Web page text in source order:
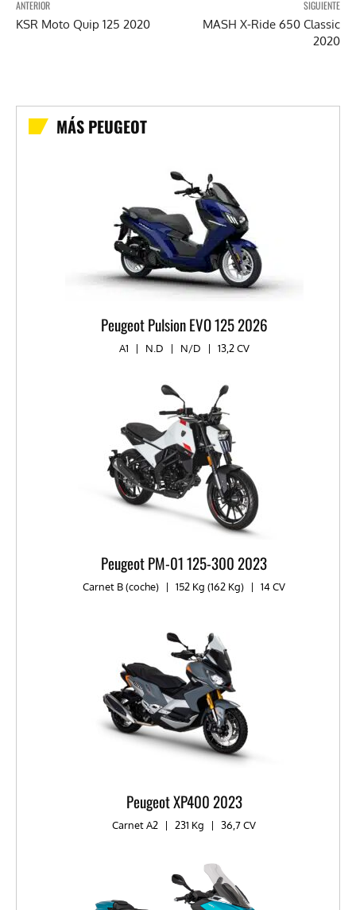
ANTERIOR
KSR Moto Quip 125 2020
SIGUIENTE
MASH X-Ride 650 Classic
2020
MÁS PEUGEOT
Peugeot Pulsion EVO 125 2026
A1 | N.D | N/D | 13,2 CV
Peugeot PM-01 125-300 2023
Carnet B (coche) | 152 Kg (162 Kg) | 14 CV
Peugeot XP400 2023
Carnet A2 | 231 Kg | 36,7 CV